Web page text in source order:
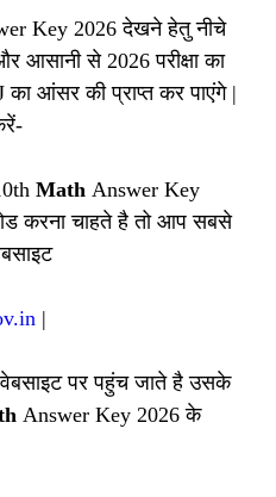
Key 2026 देखने हेतु नीचे
आसानी से 2026 परीक्षा का
आंसर की प्राप्त कर पाएंगे |
Math Answer Key
करना चाहते है तो आप सबसे
|
पर पहुंच जाते है उसके
Answer Key 2026 के